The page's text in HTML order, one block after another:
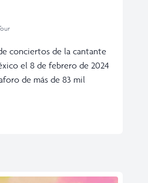
conciertos de la cantante
el 8 de febrero de 2024
de más de 83 mil